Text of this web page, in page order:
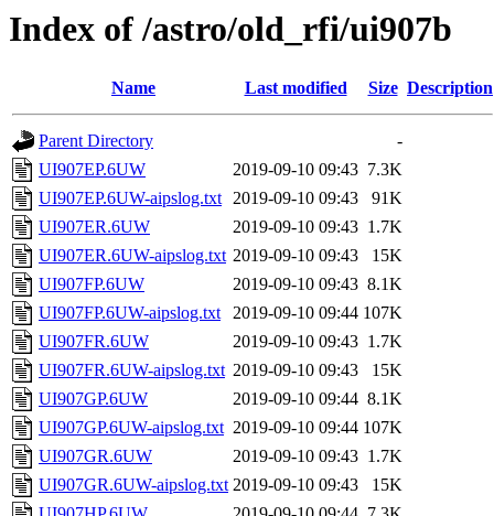
Index of /astro/old_rfi/ui907b
Name Last modified Size Description
Parent Directory
-
UI907EP.6UW
2019-09-10 09:43 7.3K
UI907EP.6UW-aipslog.txt 2019-09-10 09:43
91K
UI907ER.6UW
2019-09-10 09:43 1.7K
UI907ER.6UW-aipslog.txt 2019-09-10 09:43
15K
UI907FP.6UW
2019-09-10 09:43 8.1K
UI907FP.6UW-aipslog.txt
2019-09-10 09:44 107K
UI907FR.6UW
2019-09-10 09:43 1.7K
UI907FR.6UW-aipslog.txt 2019-09-10 09:43
15K
UI907GP.6UW
2019-09-10 09:44 8.1K
UI907GP.6UW-aipslog.txt 2019-09-10 09:44 107K
UI907GR.6UW
2019-09-10 09:43 1.7K
UI907GR.6UW-aipslog.txt 2019-09-10 09:43
15K